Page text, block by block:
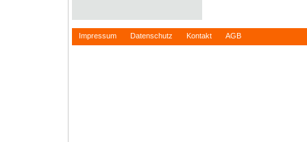
Impressum Datenschutz Kontakt AGB